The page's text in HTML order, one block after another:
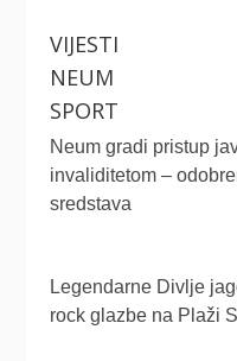
VIJESTI
NEUM
SPORT
Neum gradi pristup
invaliditetom –
sredstava
Legendarne Divlje
rock glazbe na Plaži